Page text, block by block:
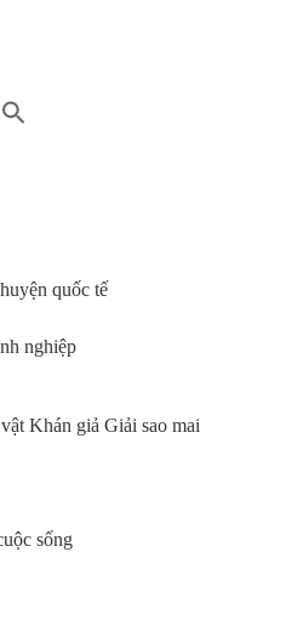
quốc tế
nghiệp
Khán giả Giải sao mai
sống